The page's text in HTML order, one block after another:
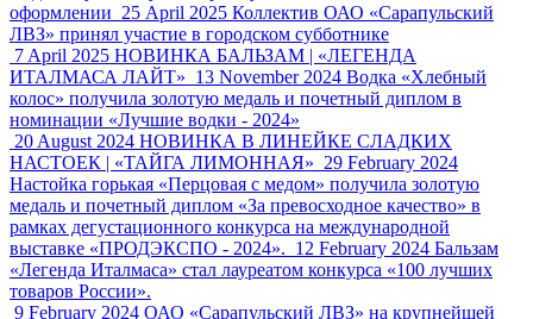
оформлении 25 April 2025 Коллектив ОАО «Сарапульский
ЛВЗ» принял участие в городском субботнике
7 April 2025 НОВИНКА БАЛЬЗАМ | «ЛЕГЕНДА
ИТАЛМАСА ЛАЙТ» 13 November 2024 Водка «Хлебный
колос» получила золотую медаль и почетный диплом в
номинации «Лучшие водки - 2024»
20 August 2024 НОВИНКА В ЛИНЕЙКЕ СЛАДКИХ
НАСТОЕК | «ТАЙГА ЛИМОННАЯ» 29 February 2024
Настойка горькая «Перцовая с медом» получила золотую
медаль и почетный диплом «За превосходное качество» в
рамках дегустационного конкурса на международной
выставке «ПРОДЭКСПО - 2024». 12 February 2024 Бальзам
«Легенда Италмаса» стал лауреатом конкурса «100 лучших
товаров России».
9 February 2024 ОАО «Сарапульский ЛВЗ» на крупнейшей